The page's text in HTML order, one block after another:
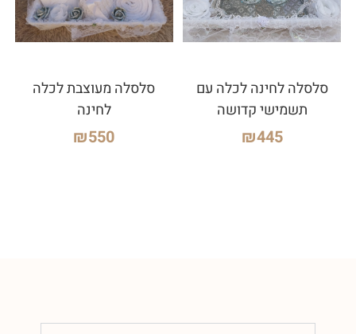
סלסלה לחינה לכלה עם
תשמישי קדושה
₪445
סלסלה מעוצבת לכלה
לחינה
₪550